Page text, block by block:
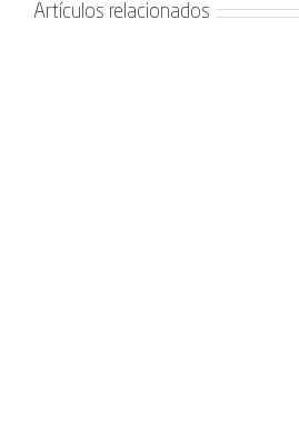
Artículos relacionados